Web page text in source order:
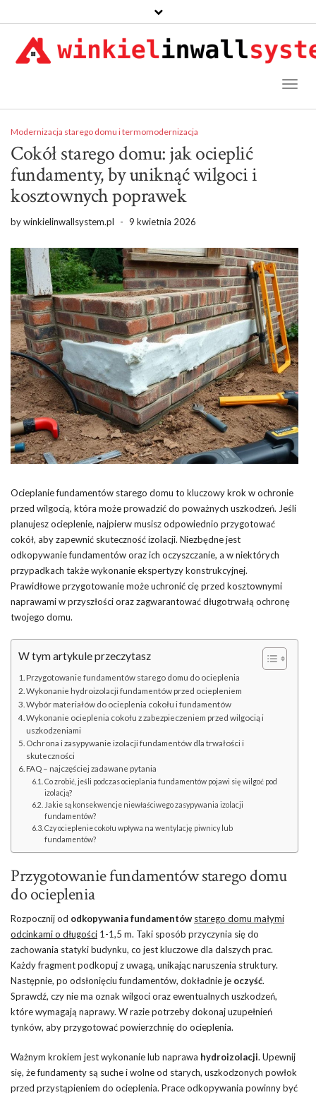
Modernizacja starego domu i termomodernizacja
Cokół starego domu: jak ocieplić
fundamenty, by uniknąć wilgoci i
kosztownych poprawek
bywinkielinwallsystem.pl - 9 kwietnia 2026
Ocieplanie fundamentów starego domu to kluczowy krok w ochronie
przed wilgocią, która może prowadzić do poważnych uszkodzeń. Jeśli
planujesz ocieplenie, najpierw musisz odpowiednio przygotować
cokół, aby zapewnić skuteczność izolacji. Niezbędne jest
odkopywanie fundamentów oraz ich oczyszczanie, a w niektórych
przypadkach także wykonanie ekspertyzy konstrukcyjnej.
Prawidłowe przygotowanie może uchronić cię przed kosztownymi
naprawami w przyszłości oraz zagwarantować długotrwałą ochronę
twojego domu.
W tym artykule przeczytasz
Przygotowanie fundamentów starego domu do ocieplenia
Wykonanie hydroizolacji fundamentów przed ociepleniem
Wybór materiałów do ocieplenia cokołu i fundamentów
Wykonanie ocieplenia cokołu z zabezpieczeniem przed wilgocią i
uszkodzeniami
Ochrona i zasypywanie izolacji fundamentów dla trwałości i
skuteczności
FAQ – najczęściej zadawane pytania
Co zrobić, jeśli podczas ocieplania fundamentów pojawi się wilgoć pod
izolacją?
Jakie są konsekwencje niewłaściwego zasypywania izolacji
fundamentów?
Czy ocieplenie cokołu wpływa na wentylację piwnicy lub
fundamentów?
Przygotowanie fundamentów starego domu
do ocieplenia
Rozpocznij od odkopywania fundamentów starego domu małymi
odcinkami o długości 1-1,5 m. Taki sposób przyczynia się do
zachowania statyki budynku, co jest kluczowe dla dalszych prac.
Każdy fragment podkopuj z uwagą, unikając naruszenia struktury.
Następnie, po odsłonięciu fundamentów, dokładnie je oczyść.
Sprawdź, czy nie ma oznak wilgoci oraz ewentualnych uszkodzeń,
które wymagają naprawy. W razie potrzeby dokonaj uzupełnień
tynków, aby przygotować powierzchnię do ocieplenia.
Ważnym krokiem jest wykonanie lub naprawa hydroizolacji. Upewnij
się, że fundamenty są suche i wolne od starych, uszkodzonych powłok
przed przystąpieniem do ocieplenia. Prace odkopywania powinny być